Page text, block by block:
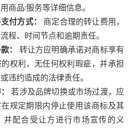
商品/服务等详细信息。
付方式：
商定合理的转让费用，
程、时间节点和逾期责任。
：
转让方应明确承诺对商标享有
权利，无任何权利瑕疵，并承担
违约造成的法律责任。
若涉及品牌切换或市场过渡，应
规定期限内停止使用该商标及其
并配合受让方进行市场宣传的义